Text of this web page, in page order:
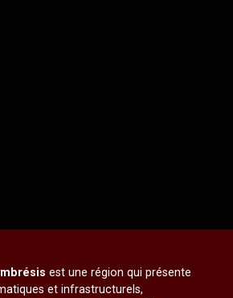
est une région qui présente
et infrastructurels,